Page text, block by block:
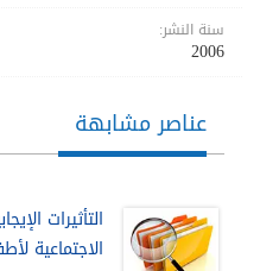
سنة النشر:
2006
عناصر مشابهة
التأثيرات
الاجتماعية